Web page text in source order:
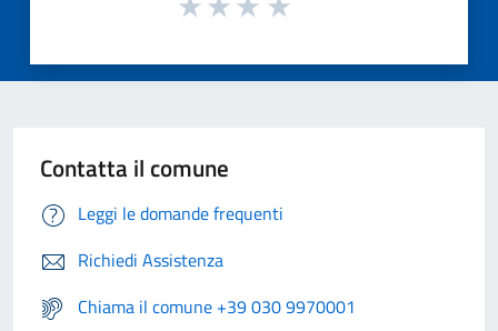
Contatta il comune
Leggi le domande frequenti
Richiedi Assistenza
Chiama il comune +39 030 9970001